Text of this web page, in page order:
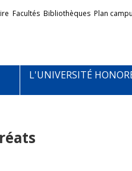
Facultés Bibliothèques Plan
L'UNIVERSITÉ